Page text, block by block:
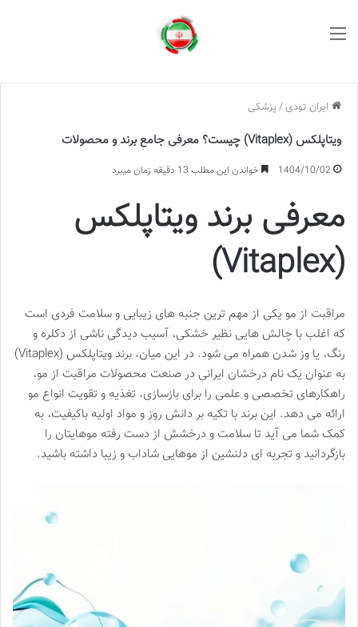
ایران تودی /پزشکی
ویتاپلکس (Vitaplex) چیست؟ معرفی جامع برند و محصولات
1404/10/02 خواندن این مطلب 13 دقیقه زمان میبرد
معرفی برند ویتاپلکس
(Vitaplex)
مراقبت از مو یکی از مهم ترین جنبه های زیبایی و سلامت فردی است
که اغلب با چالش هایی نظیر خشکی، آسیب دیدگی ناشی از دکلره و
رنگ، یا وز شدن همراه می شود. در این میان، برند ویتاپلکس (Vitaplex)
به عنوان یک نام درخشان ایرانی در صنعت محصولات مراقبت از مو،
راهکارهای تخصصی و علمی را برای بازسازی، تغذیه و تقویت انواع مو
ارائه می دهد. این برند با تکیه بر دانش روز و مواد اولیه باکیفیت، به
کمک شما می آید تا سلامت و درخشش از دست رفته موهایتان را
بازگردانید و تجربه ای دلنشین از موهایی شاداب و زیبا داشته باشید.